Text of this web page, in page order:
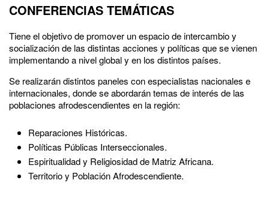
CONFERENCIAS TEMÁTICAS
Tiene el objetivo de promover un espacio de intercambio y
socialización de las distintas acciones y políticas que se vienen
implementando a nivel global y en los distintos países.
Se realizarán distintos paneles con especialistas nacionales e
internacionales, donde se abordarán temas de interés de las
poblaciones afrodescendientes en la región:
Reparaciones Históricas.
Políticas Públicas Interseccionales.
Espiritualidad y Religiosidad de Matriz Africana.
Territorio y Población Afrodescendiente.